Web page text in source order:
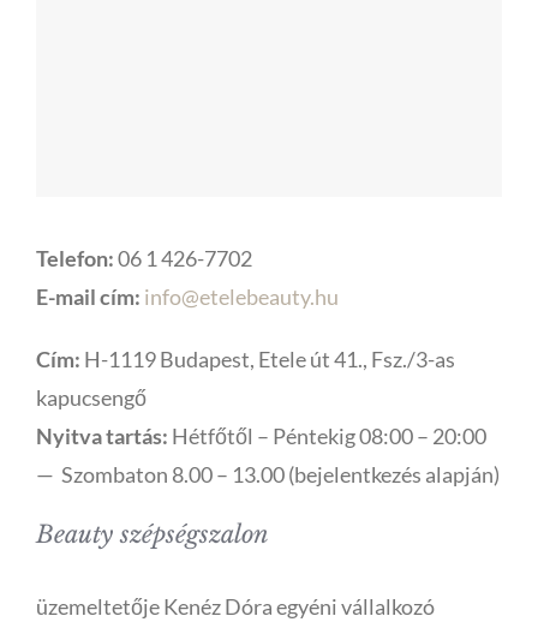
Telefon:06 1 426-7702
E-mail cím: info@etelebeauty.hu
Cím: H-1119 Budapest, Etele út 41., Fsz./3-as
kapucsengő
Nyitva tartás: Hétfőtől – Péntekig 08:00 – 20:00
— Szombaton 8.00 – 13.00 (bejelentkezés alapján)
Beauty szépségszalon
üzemeltetője Kenéz Dóra egyéni vállalkozó